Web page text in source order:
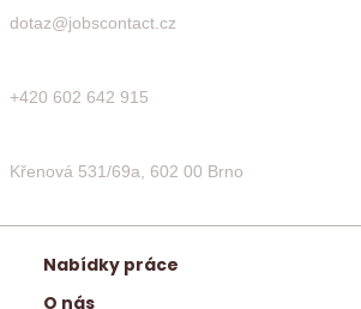
dotaz@jobscontact.cz
+420 602 642 915
Křenová 531/69a, 602 00 Brno
Nabídky práce
O nás